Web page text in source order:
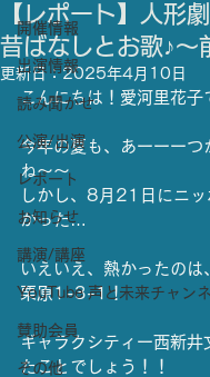
開催情報
出演情報
読み聞かせ
公演/出演
レポート
お知らせ
講演/講座
YouTube 声と未来チャン
賛助会員
その他
【レポート】人形
昔ばなしとお歌♪～
更新日：2025年4月10日
こんにちは！愛河里花子
今年の夏も、あーーーつ
ね〜〜
しかし、8月21日にニッ
かった…
いえいえ、熱かったのは
栗原1-3-1！
ギャラクシティー西新井
たことでしょう！！